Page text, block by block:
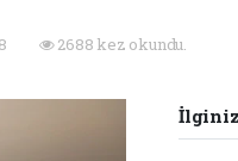
2688 kez okundu.